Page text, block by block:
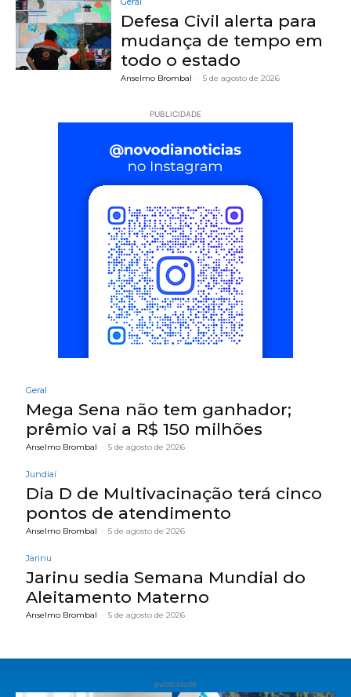
Defesa Civil alerta para
mudança de tempo em
todo o estado
Anselmo Brombal - 5 de agosto de 2026
PUBLICIDADE
Geral
Mega Sena não tem ganhador;
prêmio vai a R$ 150 milhões
Anselmo Brombal - 5 de agosto de 2026
Jundiaí
Dia D de Multivacinação terá cinco
pontos de atendimento
Anselmo Brombal - 5 de agosto de 2026
Jarinu
Jarinu sedia Semana Mundial do
Aleitamento Materno
Anselmo Brombal - 5 de agosto de 2026
publicidade